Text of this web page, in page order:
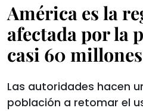
América es la
afectada por la
casi 60
Las autoridades hacen
población a retomar el